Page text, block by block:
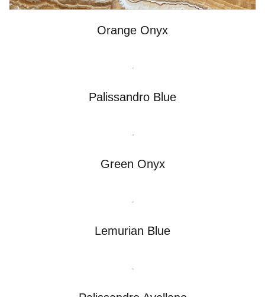
Orange Onyx
Palissandro Blue
Green Onyx
Lemurian Blue